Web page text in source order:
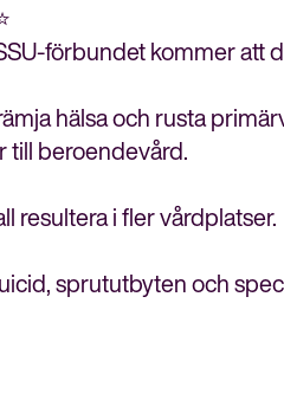
förbundet kommer att
hälsa och rusta
till beroendevård.
resultera i fler vårdplatser.
sprututbyten och